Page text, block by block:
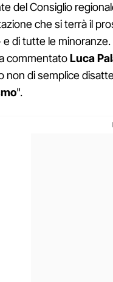
del Consiglio
che si terrà il
e di tutte le
commentatoLuca
non di semplice
".